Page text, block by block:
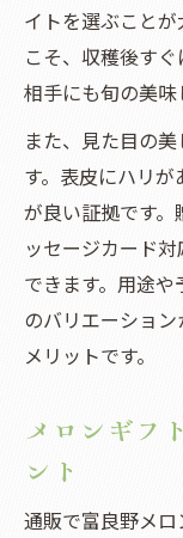
イトを選ぶこと
こそ、収穫後す
相手にも旬の美味
また、見た目の
す。表皮にハリ
が良い証拠です
ッセージカード
できます。用途
のバリエーショ
メリットです。
メロンギフ
ント
通販で富良野メ